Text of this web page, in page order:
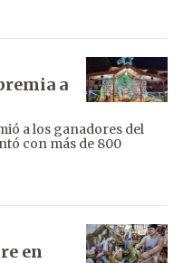
a
a los ganadores del
con más de 800
en